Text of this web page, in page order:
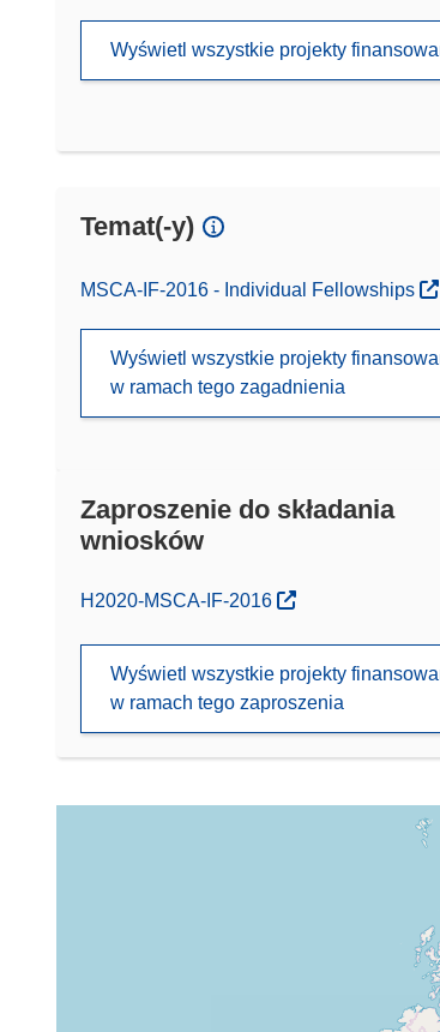
Wyświetl wszystkie projekty
Temat(-y)
MSCA-IF-2016 - Individual Fellowships
Wyświetl wszystkie projekty
w ramach tego zagadnienia
Zaproszenie do składania
wniosków
(odnośnik otworzy się w nowym oknie)
H2020-MSCA-IF-2016
Wyświetl wszystkie projekty
w ramach tego zaproszenia